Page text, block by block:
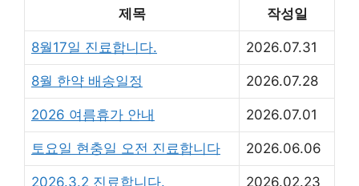
제목 작성일
8월17일 진료합니다. 2026.07.31
8월 한약 배송일정 2026.07.28
2026 여름휴가 안내 2026.07.01
토요일 현충일 오전 진료합니다 2026.06.06
2026.3.2 진료합니다. 2026.02.23